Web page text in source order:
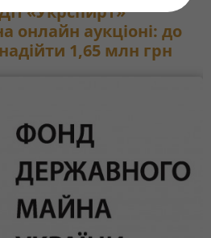
«Укрспирт»
онлайн аукціоні: до
1,65 млн грн